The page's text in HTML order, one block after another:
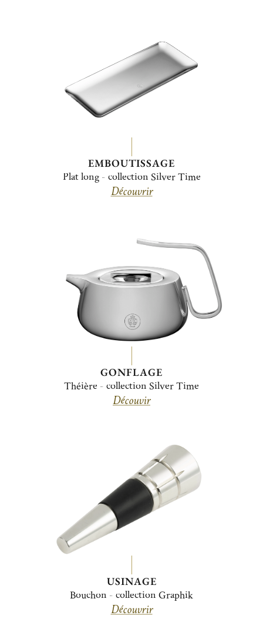
EMBOUTISSAGE
Plat long - collection Silver Time
Découvrir
GONFLAGE
Théière - collection Silver Time
Découvir
USINAGE
Bouchon - collection Graphik
Découvrir